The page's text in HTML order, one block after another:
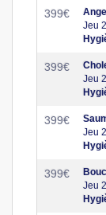
399€
Jeu
399€
Jeu
399€
Jeu
399€
Jeu